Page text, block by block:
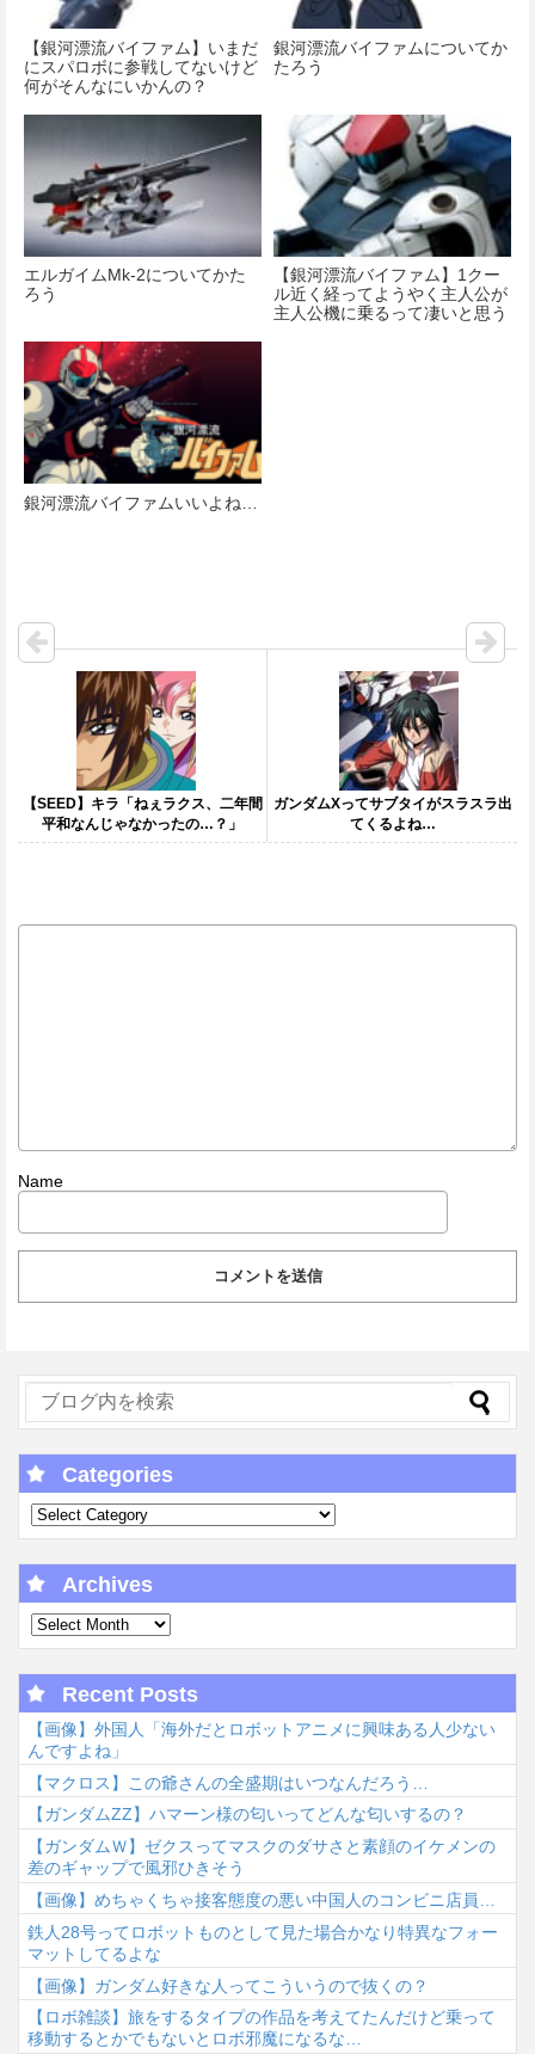
【銀河漂流バイファム】いまだ
にスパロボに参戦してないけど
何がそんなにいかんの？
銀河漂流バイファムについてか
たろう
エルガイムMk-2についてかた
ろう
【銀河漂流バイファム】1クー
ル近く経ってようやく主人公が
主人公機に乗るって凄いと思う
銀河漂流バイファムいいよね…
【SEED】キラ「ねぇラクス、二年間
平和なんじゃなかったの…？」
ガンダムXってサブタイがスラスラ出
てくるよね…
Name
Categories
Archives
Recent Posts
【画像】外国人「海外だとロボットアニメに興味ある人少ない
んですよね」
【マクロス】この爺さんの全盛期はいつなんだろう…
【ガンダムΖΖ】ハマーン様の匂いってどんな匂いするの？
【ガンダムＷ】ゼクスってマスクのダサさと素顔のイケメンの
差のギャップで風邪ひきそう
【画像】めちゃくちゃ接客態度の悪い中国人のコンビニ店員…
鉄人28号ってロボットものとして見た場合かなり特異なフォー
マットしてるよな
【画像】ガンダム好きな人ってこういうので抜くの？
【ロボ雑談】旅をするタイプの作品を考えてたんだけど乗って
移動するとかでもないとロボ邪魔になるな…